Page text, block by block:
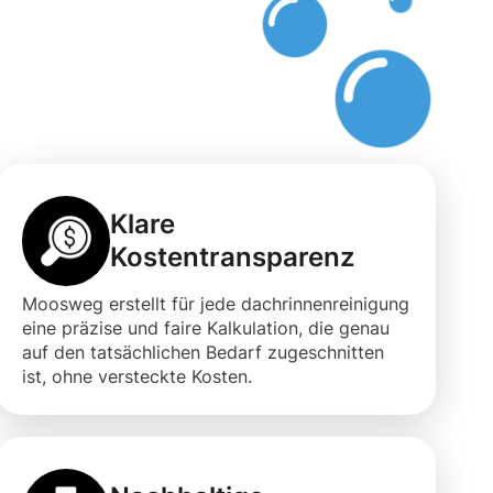
Klare
Kostentransparenz
Moosweg erstellt für jede dachrinnenreinigung
eine präzise und faire Kalkulation, die genau
auf den tatsächlichen Bedarf zugeschnitten
ist, ohne versteckte Kosten.